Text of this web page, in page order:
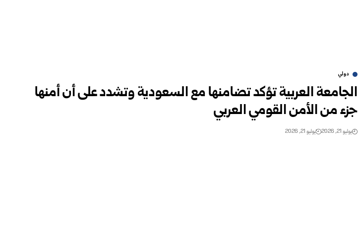
دولي
الجامعة العربية تؤكد تضامنها مع السعودية وتشدد على أن أمنها
جزء من الأمن القومي العربي
يوليو 21, 2026 يوليو 21, 2026